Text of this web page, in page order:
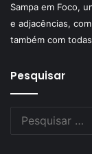
Sampa em Foco,
e adjacências,
também com
Pesquisar